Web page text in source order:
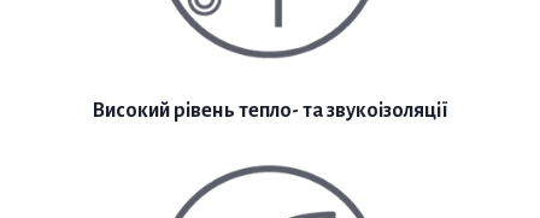
Високий рівень тепло- та звукоізоляції